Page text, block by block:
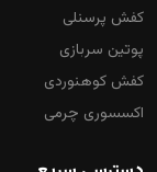
کفش پرسنلی
پوتین سربازی
کفش کوهنوردی
اکسسوری چرمی